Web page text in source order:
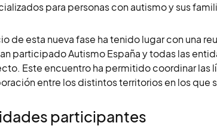
para personas con autismo y sus
de esta nueva fase ha tenido lugar con una
participado Autismo España y todas las
Este encuentro ha permitido coordinar las
entre los distintos territorios en los que
participantes